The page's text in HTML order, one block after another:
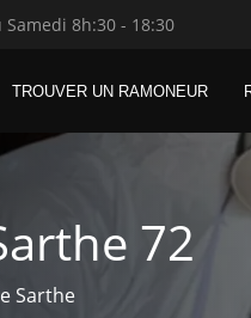
8h:30 - 18:30
TROUVER UN RAMONEUR
72
Sarthe